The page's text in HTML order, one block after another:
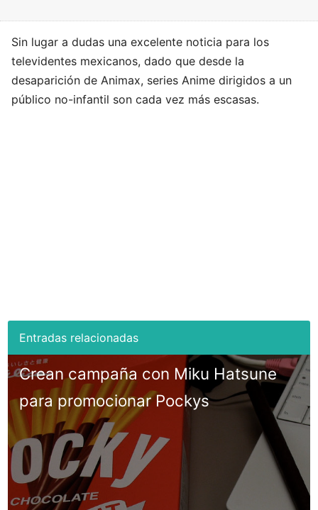
Sin lugar a dudas una excelente noticia para los
televidentes mexicanos, dado que desde la
desaparición de Animax, series Anime dirigidos a un
público no-infantil son cada vez más escasas.
Crean campaña con Miku Hatsune
para promocionar Pockys